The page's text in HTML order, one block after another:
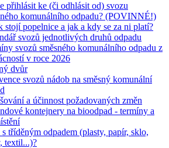
přihlásit ke (či odhlásit od) svozu
komunálního odpadu? (POVINNÉ!)
stojí popelnice a jak a kdy se za ni platí?
svozů jednotlivých druhů odpadu
svozů směsného komunálního odpadu z
v roce 2026
dvůr
svozů nádob na směsný komunální
a účinnost požadovaných změn
kontejnery na bioodpad - termíny a
tříděným odpadem (plasty, papír, sklo,
textil...)?